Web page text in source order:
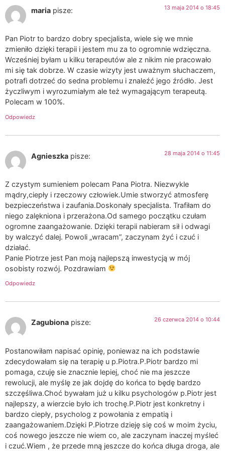
maria pisze: 13 maja 2014 o 18:45
Pan Piotr to bardzo dobry specjalista, wiele się we mnie
zmieniło dzięki terapii i jestem mu za to ogromnie wdzięczna.
Wcześniej byłam u kilku terapeutów ale z nikim nie pracowało
mi się tak dobrze. W czasie wizyty jest uważnym słuchaczem,
potrafi dotrzeć do sedna problemu i znaleźć jego źródło. Jest
życzliwym i wyrozumiałym ale też wymagającym terapeutą.
Polecam w 100%.
Odpowiedz
Agnieszka pisze: 28 maja 2014 o 11:45
Z czystym sumieniem polecam Pana Piotra. Niezwykle
mądry,ciepły i rzeczowy człowiek.Umie stworzyć atmosferę
bezpieczeństwa i zaufania.Doskonały specjalista. Trafiłam do
niego zalękniona i przerażona.Od samego początku czułam
ogromne zaangażowanie. Dzięki terapii nabieram sił i odwagi
by walczyć dalej. Powoli „wracam”, zaczynam żyć i czuć i
działać.
Panie Piotrze jest Pan moją najlepszą inwestycją w mój
osobisty rozwój. Pozdrawiam
Odpowiedz
Zagubiona pisze: 26 czerwca 2014 o 10:44
Postanowiłam napisać opinię, poniewaz na ich podstawie
zdecydowałam się na terapię u p.Piotra.P.Piotr bardzo mi
pomaga, czuję sie znacznie lepiej, choć nie ma jeszcze
rewolucji, ale myślę ze jak dojdę do końca to będę bardzo
szczęśliwa.Choć bywałam już u kilku psychologów p.Piotr jest
najlepszy, a wierzcie było ich trochę.P.Piotr jest konkretny i
bardzo ciepły, psycholog z powołania z empatią i
zaangażowaniem.Dzięki P.Piotrze dzieję się coś w moim życiu,
coś nowego jeszcze nie wiem co, ale zaczynam inaczej myśleć
i czuć.Wiem , że przede mną jeszcze do końca długa droga, ale